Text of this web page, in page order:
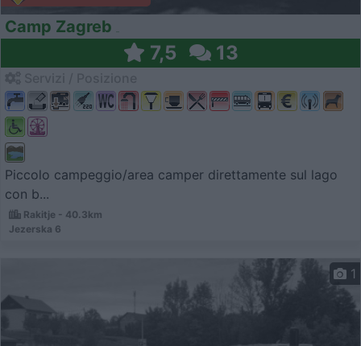
Camp Zagreb
7,5 13
Piccolo campeggio/area camper direttamente sul lago
con b...
Rakitje - 40.3km
Jezerska 6
1